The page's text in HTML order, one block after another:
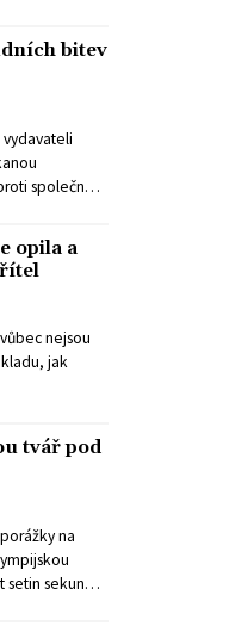
bitev
společnosti
opila a
nejsou
jak
tvář pod
na
setin sekundy